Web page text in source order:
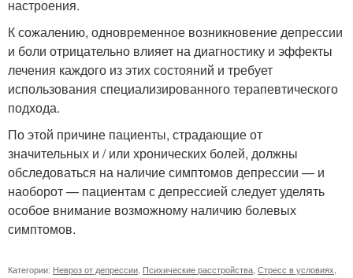
настроения.
К сожалению, одновременное возникновение депрессии
и боли отрицательно влияет на диагностику и эффекты
лечения каждого из этих состояний и требует
использования специализированного терапевтического
подхода.
По этой причине пациенты, страдающие от
значительных и / или хронических болей, должны
обследоваться на наличие симптомов депрессии — и
наоборот — пациентам с депрессией следует уделять
особое внимание возможному наличию болевых
симптомов.
Категории: Невроз от депрессии Психические расстройства Стресс в условиях